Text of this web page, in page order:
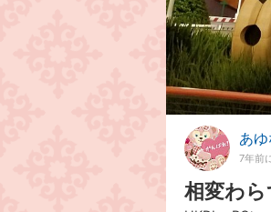
あ
7年前
相変わ